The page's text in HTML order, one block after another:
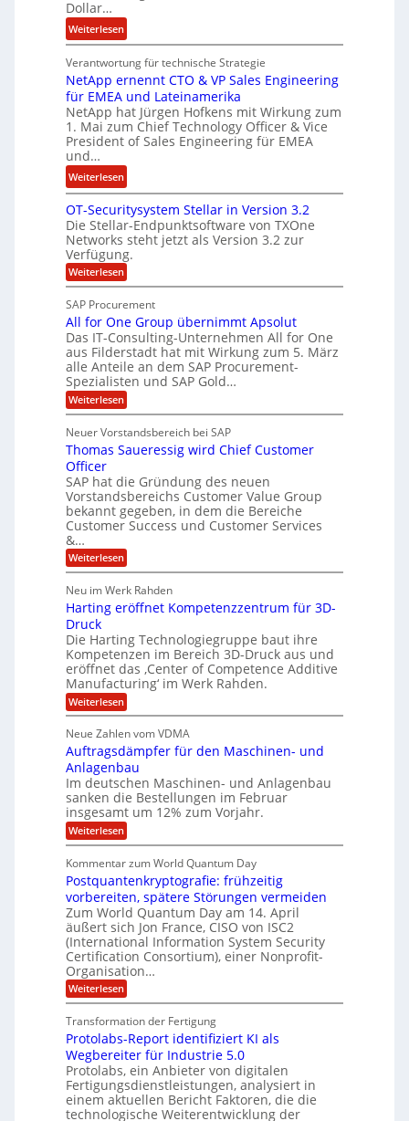
t
k
e
n
e
L
ö
s
u
n
g
o
n
w
i
r
d
F
i
n
a
n
z
c
h
e
f
b
e
i
I
F
S
Dollar…
Weiterlesen:
E
n
g
n
e
e
r
i
g
-
S
p
e
z
i
a
l
i
s
t
u
i
a
H
u
b
e
ä
l
t
6
5
M
i
l
l
i
o
n
e
n
U
S
-
D
o
l
l
a
r
Verantwortung für technische Strategie
NetApp ernennt CTO & VP Sales Engineering
für EMEA und Lateinamerika
NetApp hat Jürgen Hofkens mit Wirkung zum
1. Mai zum Chief Technology Officer & Vice
President of Sales Engineering für EMEA
und…
Weiterlesen:
N
e
t
A
p
p
e
n
n
t
C
T
O
V
P
S
l
e
s
E
g
i
n
e
e
r
i
n
g
f
ü
r
M
E
A
u
n
d
L
a
t
e
i
n
a
m
e
OT-Securitysystem Stellar in Version 3.2
Die Stellar-Endpunktsoftware von TXOne
Networks steht jetzt als Version 3.2 zur
Verfügung.
Weiterlesen:
O
-
S
e
c
u
r
i
t
y
y
s
e
m
S
t
e
l
a
r
i
n
V
r
s
i
o
n
3
.
2
SAP Procurement
All for One Group übernimmt Apsolut
Das IT-Consulting-Unternehmen All for One
aus Filderstadt hat mit Wirkung zum 5. März
alle Anteile an dem SAP Procurement-
Spezialisten und SAP Gold…
Weiterlesen:
A
l
f
r
O
n
e
G
o
u
p
ü
b
e
n
i
m
m
t
A
p
s
o
l
u
t
Neuer Vorstandsbereich bei SAP
Thomas Saueressig wird Chief Customer
Officer
SAP hat die Gründung des neuen
Vorstandsbereichs Customer Value Group
bekannt gegeben, in dem die Bereiche
Customer Success und Customer Services
&…
Weiterlesen:
T
o
m
S
a
u
e
r
e
s
i
w
i
r
d
C
h
i
e
f
C
u
s
t
o
m
e
r
O
ff
i
c
e
r
Neu im Werk Rahden
Harting eröffnet Kompetenzzentrum für 3D-
Druck
Die Harting Technologiegruppe baut ihre
Kompetenzen im Bereich 3D-Druck aus und
eröffnet das ‚Center of Competence Additive
Manufacturing‘ im Werk Rahden.
Weiterlesen:
H
r
t
i
n
g
e
r
ö
f
n
e
t
K
o
m
p
e
t
e
n
z
z
e
n
t
r
u
m
f
Neue Zahlen vom VDMA
Auftragsdämpfer für den Maschinen- und
Anlagenbau
Im deutschen Maschinen- und Anlagenbau
sanken die Bestellungen im Februar
insgesamt um 12% zum Vorjahr.
Weiterlesen:
A
f
t
r
a
g
s
d
ä
m
p
f
e
r
ü
r
d
e
n
M
Kommentar zum World Quantum Day
Postquantenkryptografie: frühzeitig
vorbereiten, spätere Störungen vermeiden
Zum World Quantum Day am 14. April
äußert sich Jon France, CISO von ISC2
(International Information System Security
Certification Consortium), einer Nonprofit-
Organisation…
Weiterlesen:
P
s
t
q
u
a
n
t
e
Transformation der Fertigung
Protolabs-Report identifiziert KI als
Wegbereiter für Industrie 5.0
Protolabs, ein Anbieter von digitalen
Fertigungsdienstleistungen, analysiert in
einem aktuellen Bericht Faktoren, die die
technologische Weiterentwicklung der